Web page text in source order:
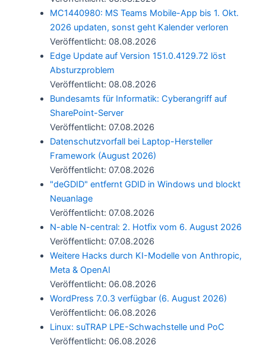
MC1440980: MS Teams Mobile-App bis 1. Okt.
2026 updaten, sonst geht Kalender verloren
Veröffentlicht: 08.08.2026
Edge Update auf Version 151.0.4129.72 löst
Absturzproblem
Veröffentlicht: 08.08.2026
Bundesamts für Informatik: Cyberangriff auf
SharePoint-Server
Veröffentlicht: 07.08.2026
Datenschutzvorfall bei Laptop-Hersteller
Framework (August 2026)
Veröffentlicht: 07.08.2026
"deGDID" entfernt GDID in Windows und blockt
Neuanlage
Veröffentlicht: 07.08.2026
N-able N-central: 2. Hotfix vom 6. August 2026
Veröffentlicht: 07.08.2026
Weitere Hacks durch KI-Modelle von Anthropic,
Meta & OpenAI
Veröffentlicht: 06.08.2026
WordPress 7.0.3 verfügbar (6. August 2026)
Veröffentlicht: 06.08.2026
Linux: suTRAP LPE-Schwachstelle und PoC
Veröffentlicht: 06.08.2026